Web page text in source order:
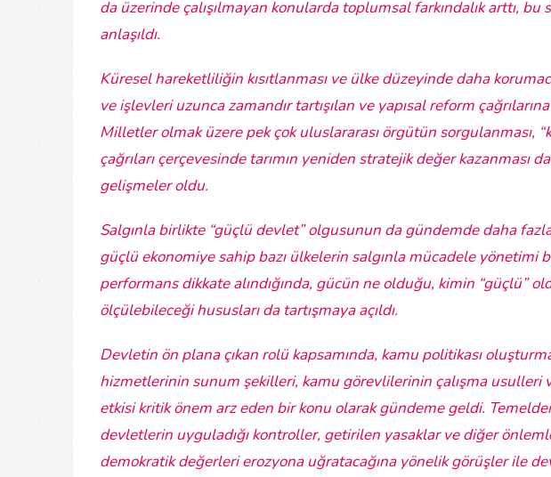
da üzerinde çalışılmayan konularda toplumsal farkındalık arttı,
anlaşıldı.
Küresel hareketliliğin kısıtlanması ve ülke düzeyinde daha
ve işlevleri uzunca zamandır tartışılan ve yapısal reform
Milletler olmak üzere pek çok uluslararası örgütün sorgulanması,
çağrıları çerçevesinde tarımın yeniden stratejik değer kazanması
gelişmeler oldu.
Salgınla birlikte “güçlü devlet” olgusunun da gündemde daha
güçlü ekonomiye sahip bazı ülkelerin salgınla mücadele yönetimi
performans dikkate alındığında, gücün ne olduğu, kimin “güçlü”
ölçülebileceği hususları da tartışmaya açıldı.
Devletin ön plana çıkan rolü kapsamında, kamu politikası
hizmetlerinin sunum şekilleri, kamu görevlilerinin çalışma usulleri
etkisi kritik önem arz eden bir konu olarak gündeme geldi.
devletlerin uyguladığı kontroller, getirilen yasaklar ve diğer
demokratik değerleri erozyona uğratacağına yönelik görüşler ile